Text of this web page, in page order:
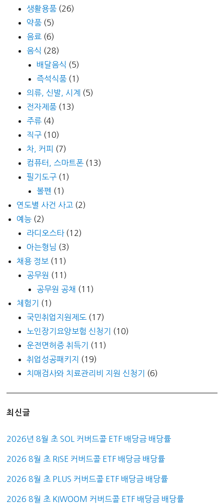
생활용품 (26)
약품 (5)
음료 (6)
음식 (28)
배달음식 (5)
즉석식품 (1)
의류, 신발, 시계 (5)
전자제품 (13)
주류 (4)
직구 (10)
차, 커피 (7)
컴퓨터, 스마트폰 (13)
필기도구 (1)
볼펜 (1)
연도별 사건 사고 (2)
예능 (2)
라디오스타(12)
아는형님 (3)
채용 정보 (11)
공무원 (11)
공무원 공채 (11)
체험기
(1)
국민취업지원제도 (17)
노인장기요양보험 신청기
(10)
운전면허증 취득기
(11)
취업성공패키지
(19)
치매검사와 치료관리비 지원 신청기
(6)
최신글
2026년 8월 초 SOL 커버드콜 ETF 배당금 배당률
2026 8월 초 RISE 커버드콜 ETF 배당금 배당률
2026 8월 초 PLUS 커버드콜 ETF 배당금 배당률
2026 8월 초 KIWOOM 커버드콜 ETF 배당금 배당률